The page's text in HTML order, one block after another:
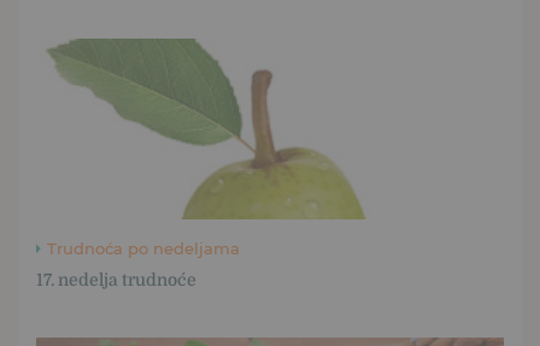
Trudnoća po nedeljama
17. nedelja trudnoće